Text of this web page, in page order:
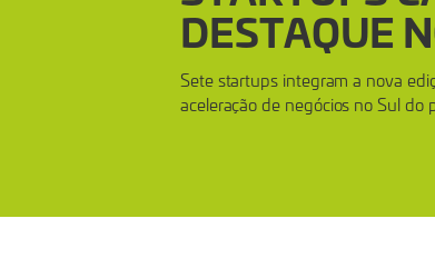
GANHAM
DESTAQUE
BRDE
DESTAQUE
Sete startups integram a nova
aceleração de negócios no Sul do